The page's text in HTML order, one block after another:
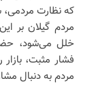
که نظارت
مردم گیلان بر
خلل می‌شود،
فشار مثبت،
مردم به دنبال